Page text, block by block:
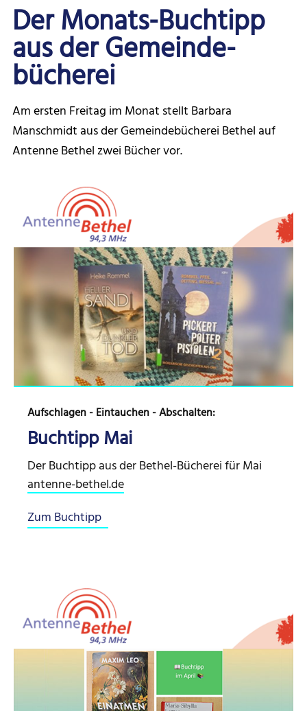
Der Monats-Buchtipp
aus der Gemein­de­
bücherei
Am ersten Freitag im Monat stellt Barbara
Manschmidt aus der Gemeindebücherei Bethel auf
Antenne Bethel zwei Bücher vor.
Aufschlagen - Eintauchen - Abschalten:
Buchtipp Mai
Der Buchtipp aus der Bethel-Bücherei für Mai
antenne-bethel.de
Zum Buchtipp